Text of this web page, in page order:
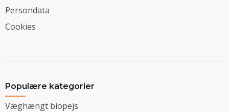
Persondata
Cookies
Populære kategorier
Væghængt biopejs